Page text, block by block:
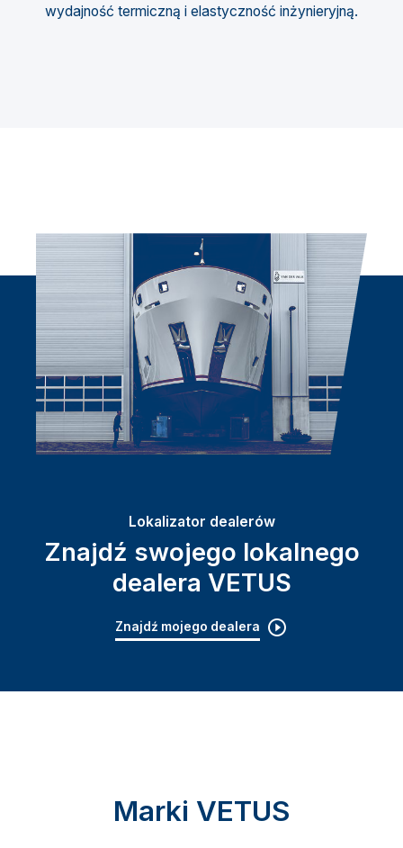
wydajność termiczną i elastyczność inżynieryjną.
Lokalizator dealerów
Znajdź swojego lokalnego
dealera VETUS
Znajdź mojego dealera
Marki VETUS